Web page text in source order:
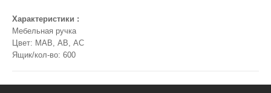
Характеристики :
Мебельная ручка
Цвет: МАВ, АВ, АС
Ящик/кол-во: 600